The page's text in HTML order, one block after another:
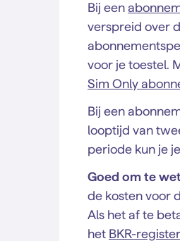
Bij een
verspreid over
voor je toestel.
Sim Only
Bij een
looptijd van
periode kun je
Goed om te
de kosten voor
Als het af te
het BKR-register